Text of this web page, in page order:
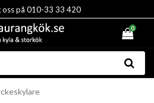
oss på 010-33 33 420
0